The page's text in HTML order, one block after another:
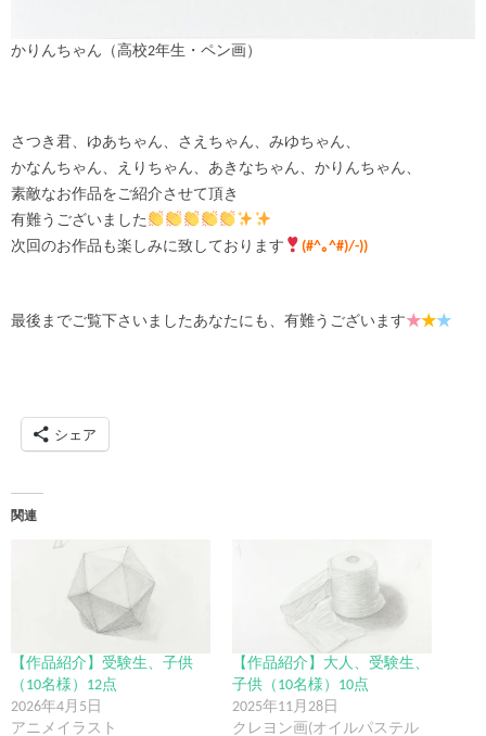
かりんちゃん（高校2年生・ペン画）
さつき君、ゆあちゃん、さえちゃん、みゆちゃん、
かなんちゃん、えりちゃん、あきなちゃん、かりんちゃん、
素敵なお作品をご紹介させて頂き
有難うございました
次回のお作品も楽しみに致しております
(#^｡^#)/-))
最後までご覧下さいましたあなたにも、有難うございます★★★
シェア
関連
【作品紹介】受験生、子供
（10名様）12点
2026年4月5日
アニメイラスト
【作品紹介】大人、受験生、
子供（10名様）10点
2025年11月28日
クレヨン画(オイルパステル